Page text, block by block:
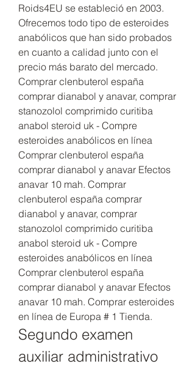
Roids4EU se estableció en 2003.
Ofrecemos todo tipo de esteroides
anabólicos que han sido probados
en cuanto a calidad junto con el
precio más barato del mercado.
Comprar clenbuterol españa
comprar dianabol y anavar, comprar
stanozolol comprimido curitiba
anabol steroid uk - Compre
esteroides anabólicos en línea
Comprar clenbuterol españa
comprar dianabol y anavar Efectos
anavar 10 mah. Comprar
clenbuterol españa comprar
dianabol y anavar, comprar
stanozolol comprimido curitiba
anabol steroid uk - Compre
esteroides anabólicos en línea
Comprar clenbuterol españa
comprar dianabol y anavar Efectos
anavar 10 mah. Comprar esteroides
en línea de Europa # 1 Tienda.
Segundo examen
auxiliar administrativo